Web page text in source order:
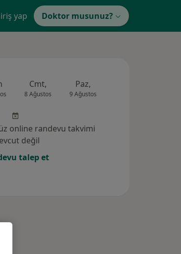
yap Doktor musunuz?
Cmt,
8 Ağustos
Paz,
9 Ağustos
online randevu takvimi
değil
talep et